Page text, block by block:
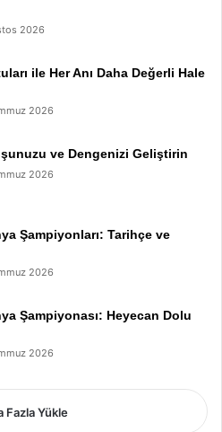
2026
ile Her Anı Daha Değerli Hale
2026
ve Dengenizi Geliştirin
2026
Şampiyonları: Tarihçe ve
2026
Şampiyonası: Heyecan Dolu
2026
Fazla Yükle